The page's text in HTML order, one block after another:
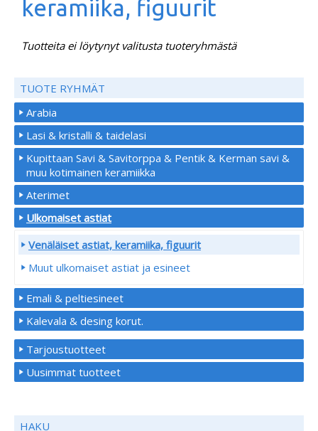
keramiika, figuurit
Tuotteita ei löytynyt valitusta tuoteryhmästä
TUOTE RYHMÄT
Arabia
Lasi & kristalli & taidelasi
Kupittaan Savi & Savitorppa & Pentik & Kerman savi &
muu kotimainen keramiikka
Aterimet
Ulkomaiset astiat
Venäläiset astiat, keramiika, figuurit
Muut ulkomaiset astiat ja esineet
Emali & peltiesineet
Kalevala & desing korut.
Tarjoustuotteet
Uusimmat tuotteet
HAKU